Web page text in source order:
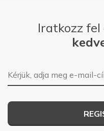
Iratkozz fel
E-mail-cím